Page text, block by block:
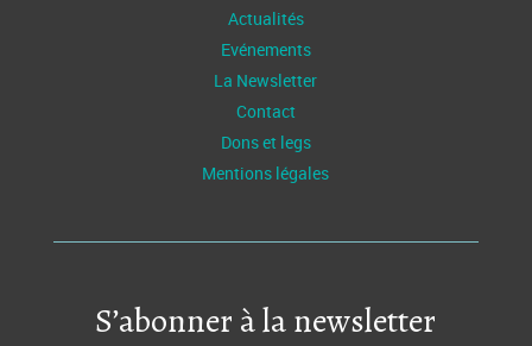
Actualités
Evénements
La Newsletter
Contact
Dons et legs
Mentions légales
S’abonner à la newsletter